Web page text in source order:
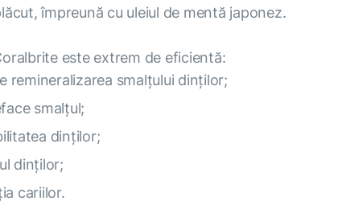
împreună cu uleiul de mentă japonez.
este extrem de eficientă:
remineralizarea smalțului dinților;
smalțul;
dinților;
dinților;
cariilor.